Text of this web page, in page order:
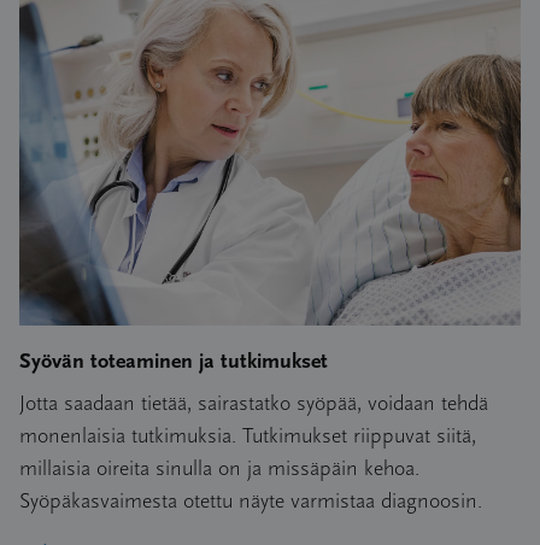
Syövän toteaminen ja tutkimukset
Jotta saadaan tietää, sairastatko syöpää, voidaan tehdä
monenlaisia tutkimuksia. Tutkimukset riippuvat siitä,
millaisia oireita sinulla on ja missäpäin kehoa.
Syöpäkasvaimesta otettu näyte varmistaa diagnoosin.